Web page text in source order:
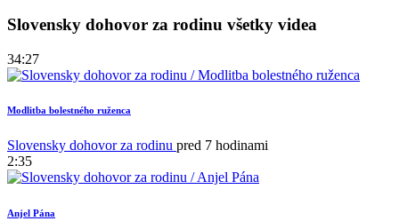
Slovensky dohovor za rodinu všetky videa
34:27
Modlitba bolestného ruženca
Slovensky dohovor za rodinu pred 7 hodinami
2:35
Anjel Pána